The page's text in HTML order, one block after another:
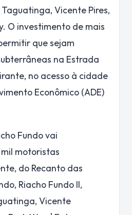
Vicente Pires,
O investimento de mais
que sejam
na Estrada
no acesso à cidade
Econômico (ADE)
Fundo vai
motoristas
do Recanto das
Riacho Fundo II,
Vicente